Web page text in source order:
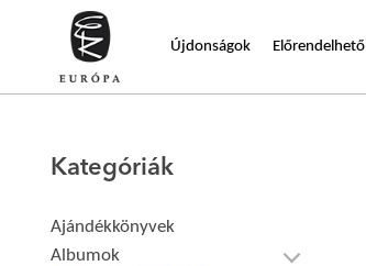
Újdonságok Előrendelhető
Kategóriák
Ajándékkönyvek
Albumok